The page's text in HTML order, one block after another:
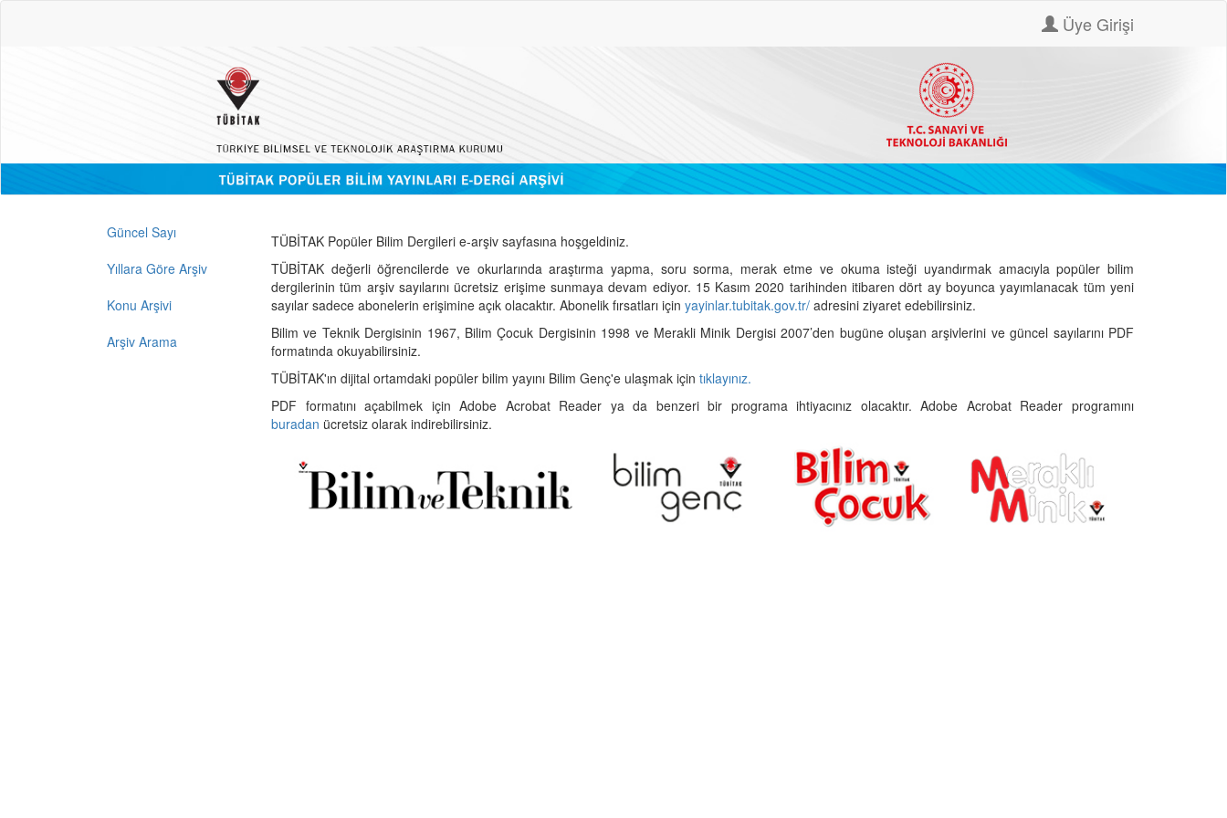
Üye Girişi
Güncel Sayı
Yıllara Göre Arşiv
Konu Arşivi
Arşiv Arama
TÜBİTAK Popüler Bilim Dergileri e-arşiv sayfasına hoşgeldiniz.
TÜBİTAK değerli öğrencilerde ve okurlarında araştırma yapma, soru sorma, merak etme ve okuma isteği uyandırmak amacıyla popüler bilim
dergilerinin tüm arşiv sayılarını ücretsiz erişime sunmaya devam ediyor. 15 Kasım 2020 tarihinden itibaren dört ay boyunca yayımlanacak tüm yeni
sayılar sadece abonelerin erişimine açık olacaktır. Abonelik fırsatları için yayinlar.tubitak.gov.tr/ adresini ziyaret edebilirsiniz.
Bilim ve Teknik Dergisinin 1967, Bilim Çocuk Dergisinin 1998 ve Merakli Minik Dergisi 2007’den bugüne oluşan arşivlerini ve güncel sayılarını PDF
formatında okuyabilirsiniz.
TÜBİTAK'ın dijital ortamdaki popüler bilim yayını Bilim Genç'e ulaşmak için tıklayınız.
PDF formatını açabilmek için Adobe Acrobat Reader ya da benzeri bir programa ihtiyacınız olacaktır. Adobe Acrobat Reader programını
buradan ücretsiz olarak indirebilirsiniz.